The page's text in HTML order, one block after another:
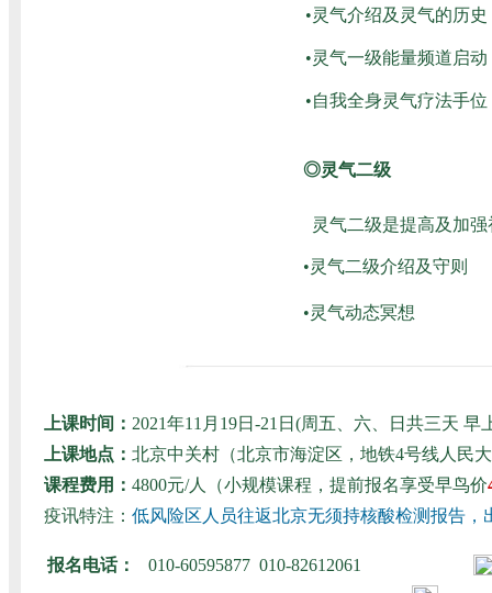
•灵气介绍及灵气的历史
•灵气一级能量频道启动
•自我全身灵气疗法手位
◎灵气二级
灵气二级是提高及加
•灵气二级介绍及守则
•灵气动态冥想
上课时间： 2021年11月19日-21日(周五、六、日共三天
上课地点： 北京中关村（北京市海淀区，地铁4号线人民
课程费用： 4800元/人（小规模课程，提前报名享受早鸟价
疫讯特注： 低风险区人员往返北京无须持核酸检测报告，
报名电话： 010-60595877 010-82612061